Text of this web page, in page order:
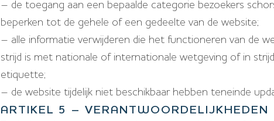
– de toegang aan een bepaalde categorie bezoekers
beperken tot de gehele of een gedeelte van de website;
– alle informatie verwijderen die het functioneren van de
strijd is met nationale of internationale wetgeving of in
etiquette;
– de website tijdelijk niet beschikbaar hebben teneinde
ARTIKEL 5 – VERANTWOORDELIJKHEDEN